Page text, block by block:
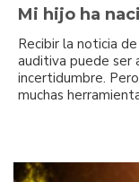
Mi hijo ha
Recibir la noticia
auditiva puede ser
incertidumbre.
muchas